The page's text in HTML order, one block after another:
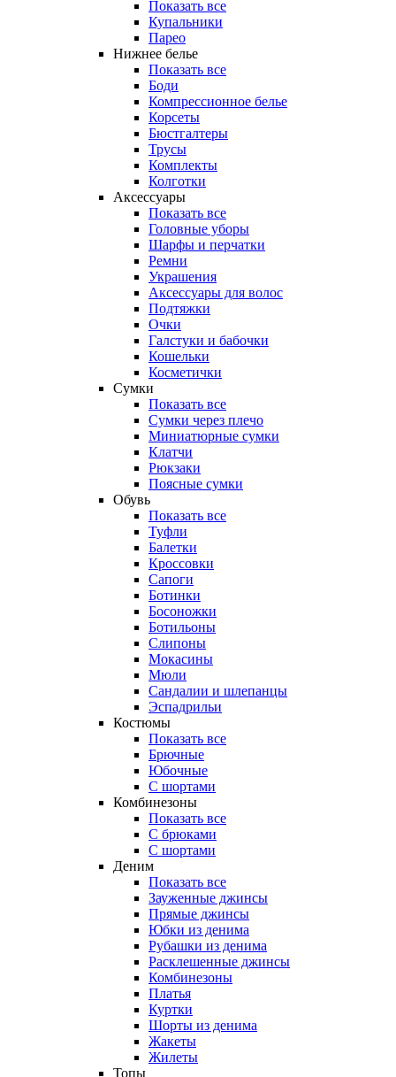
Показать все
Купальники
Парео
Нижнее белье
Показать все
Боди
Компрессионное белье
Корсеты
Бюстгалтеры
Трусы
Комплекты
Колготки
Аксессуары
Показать все
Головные уборы
Шарфы и перчатки
Ремни
Украшения
Аксессуары для волос
Подтяжки
Очки
Галстуки и бабочки
Кошельки
Косметички
Сумки
Показать все
Сумки через плечо
Миниатюрные cумки
Клатчи
Рюкзаки
Поясные сумки
Обувь
Показать все
Туфли
Балетки
Кроссовки
Сапоги
Ботинки
Босоножки
Ботильоны
Слипоны
Мокасины
Мюли
Сандалии и шлепанцы
Эспадрильи
Костюмы
Показать все
Брючные
Юбочные
С шортами
Комбинезоны
Показать все
С брюками
С шортами
Деним
Показать все
Зауженные джинсы
Прямые джинсы
Юбки из денима
Рубашки из денима
Расклешенные джинсы
Комбинезоны
Платья
Куртки
Шорты из денима
Жакеты
Жилеты
Топы